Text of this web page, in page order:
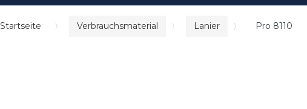
Startseite Verbrauchsmaterial Lanier Pro 8110